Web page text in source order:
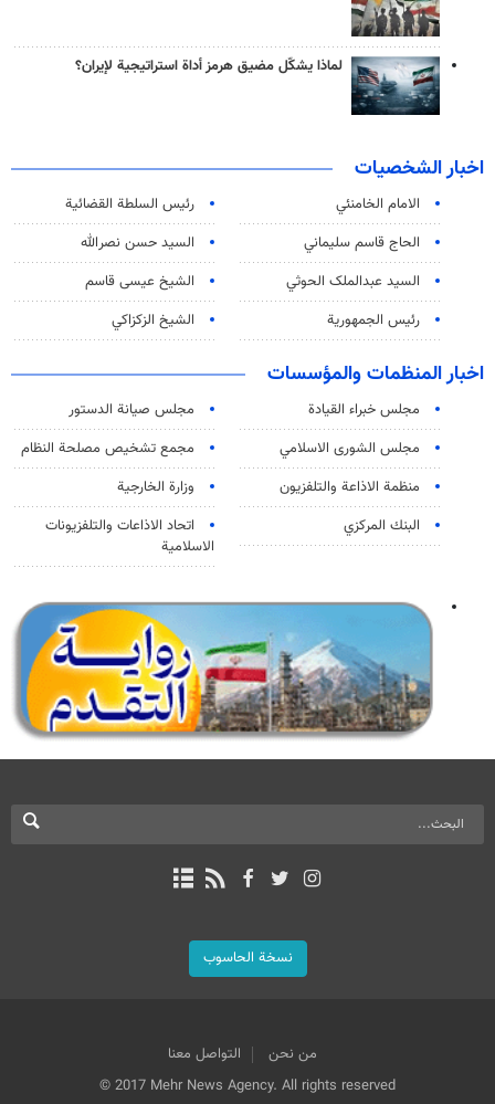
لماذا يشكّل مضيق هرمز أداة استراتيجية لإيران؟
اخبار الشخصيات
الامام الخامنئي
رئیس السلطة القضائیة
الحاج قاسم سليماني
السيد حسن نصرالله
السید عبدالملک الحوثي
الشيخ عيسى قاسم
رئيس الجمهورية
الشيخ الزكزاكي
اخبار المنظمات والمؤسسات
مجلس خبراء القيادة
مجلس صيانة الدستور
مجلس الشورى الاسلامي
مجمع تشخيص مصلحة النظام
منظمة الاذاعة والتلفزیون
وزارة الخارجية
البنك المركزي
اتحاد الاذاعات والتلفزيونات
الاسلامية
نسخة الحاسوب
من نحن
التواصل معنا
© 2017 Mehr News Agency. All rights reserved